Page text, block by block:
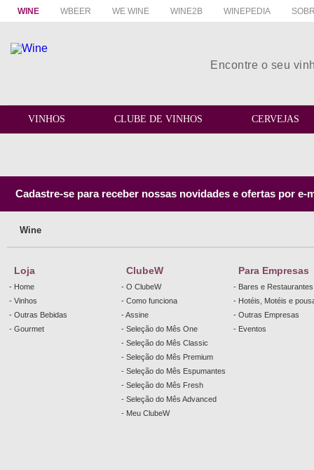
WINE WBEER WE WINE WINE2B WINEPEDIA
VINHOS CLUBE DE VINHOS CERVEJAS
Cadastre-se para receber nossas novidades e ofertas por e-
Wine
Loja
- Home
- Vinhos
- Outras Bebidas
- Gourmet
ClubeW
- O ClubeW
- Como funciona
- Assine
- Seleção do Mês One
- Seleção do Mês Classic
- Seleção do Mês Premium
- Seleção do Mês Espumantes
- Seleção do Mês Fresh
- Seleção do Mês Advanced
- Meu ClubeW
Para Empresas
- Bares e Restaurantes
- Hotéis, Motéis e
- Outras Empresas
- Eventos